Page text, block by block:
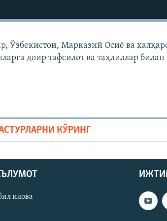
Ўзбекистон, Марказий Осиë ва
доир тафсилот ва таҳлиллар
КЎРИНГ
илова